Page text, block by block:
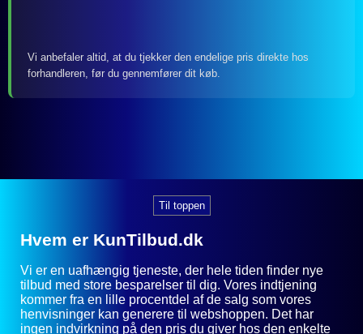
Vi anbefaler altid, at du tjekker den endelige pris direkte hos
forhandleren, før du gennemfører dit køb.
Til toppen
Hvem er KunTilbud.dk
Vi er en uafhængig tjeneste, der hele tiden finder nye
tilbud med store besparelser til dig. Vores indtjening
kommer fra en lille procentdel af de salg som vores
henvisninger kan generere til webshoppen. Det har
ingen indvirkning på den pris du giver hos den enkelte